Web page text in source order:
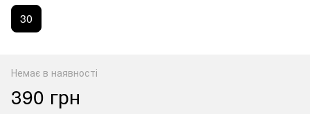
30
Немає в наявності
390 грн